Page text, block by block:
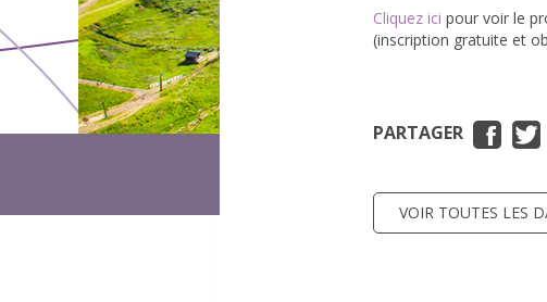
Cliquez ici pour voir le
(inscription gratuite et
PARTAGER
VOIR TOUTES LES